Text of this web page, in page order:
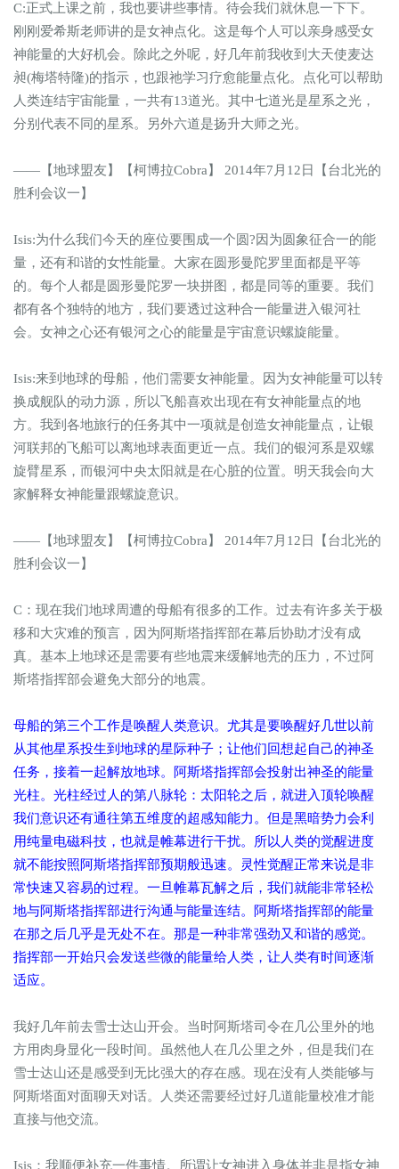
C:正式上课之前，我也要讲些事情。待会我们就休息一下下。
刚刚爱希斯老师讲的是女神点化。这是每个人可以亲身感受女
神能量的大好机会。除此之外呢，好几年前我收到大天使麦达
昶(梅塔特隆)的指示，也跟祂学习疗愈能量点化。点化可以帮助
人类连结宇宙能量，一共有13道光。其中七道光是星系之光，
分别代表不同的星系。另外六道是扬升大师之光。
——【地球盟友】【柯博拉Cobra】 2014年7月12日【台北光的
胜利会议一】
Isis:为什么我们今天的座位要围成一个圆?因为圆象征合一的能
量，还有和谐的女性能量。大家在圆形曼陀罗里面都是平等
的。每个人都是圆形曼陀罗一块拼图，都是同等的重要。我们
都有各个独特的地方，我们要透过这种合一能量进入银河社
会。女神之心还有银河之心的能量是宇宙意识螺旋能量。
Isis:来到地球的母船，他们需要女神能量。因为女神能量可以转
换成舰队的动力源，所以飞船喜欢出现在有女神能量点的地
方。我到各地旅行的任务其中一项就是创造女神能量点，让银
河联邦的飞船可以离地球表面更近一点。我们的银河系是双螺
旋臂星系，而银河中央太阳就是在心脏的位置。明天我会向大
家解释女神能量跟螺旋意识。
——【地球盟友】【柯博拉Cobra】 2014年7月12日【台北光的
胜利会议一】
C：现在我们地球周遭的母船有很多的工作。过去有许多关于极
移和大灾难的预言，因为阿斯塔指挥部在幕后协助才没有成
真。基本上地球还是需要有些地震来缓解地壳的压力，不过阿
斯塔指挥部会避免大部分的地震。
母船的第三个工作是唤醒人类意识。尤其是要唤醒好几世以前
从其他星系投生到地球的星际种子；让他们回想起自己的神圣
任务，接着一起解放地球。阿斯塔指挥部会投射出神圣的能量
光柱。光柱经过人的第八脉轮：太阳轮之后，就进入顶轮唤醒
我们意识还有通往第五维度的超感知能力。但是黑暗势力会利
用纯量电磁科技，也就是帷幕进行干扰。所以人类的觉醒进度
就不能按照阿斯塔指挥部预期般迅速。灵性觉醒正常来说是非
常快速又容易的过程。一旦帷幕瓦解之后，我们就能非常轻松
地与阿斯塔指挥部进行沟通与能量连结。阿斯塔指挥部的能量
在那之后几乎是无处不在。那是一种非常强劲又和谐的感觉。
指挥部一开始只会发送些微的能量给人类，让人类有时间逐渐
适应。
我好几年前去雪士达山开会。当时阿斯塔司令在几公里外的地
方用肉身显化一段时间。虽然他人在几公里之外，但是我们在
雪士达山还是感受到无比强大的存在感。现在没有人类能够与
阿斯塔面对面聊天对话。人类还需要经过好几道能量校准才能
直接与他交流。
Isis：我顺便补充一件事情。所谓让女神进入身体并非是指女神